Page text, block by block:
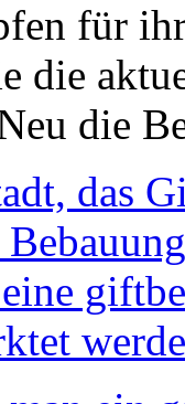
für
die
die
das